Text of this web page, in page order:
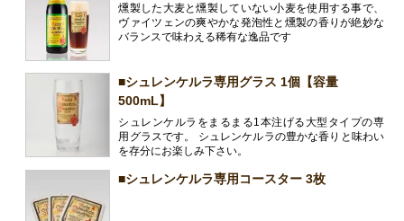
燻製した大麦と燻製していない小麦を使用する事で、
ヴァイツェンの爽やかな発泡性と燻製の香りが絶妙な
バランスで味わえる稀有な逸品です
■シュレンケルラ専用グラス 1個【容量
500mL】
シュレンケルラをまるまる1本注げる大型タイプの専
用グラスです。 シュレンケルラの豊かな香りと味わい
を存分にお楽しみ下さい。
■シュレンケルラ専用コースター 3枚